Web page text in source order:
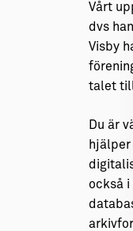
Vårt
dvs
Visby
talet
Du är
också i